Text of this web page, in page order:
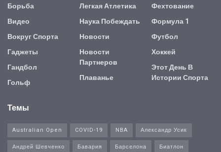
Борьба
Видео
Вокруг Спорта
Гаджеты
Гандбол
Гольф
Легкая Атлетика
Наука Побеждать
Новости
Новости
Партнеров
Плаванье
Фехтование
Формула 1
Футбол
Хоккей
Этот День В
Истории Спорта
Темы
Australian Open COVID-19 NBA
Александр Усик
Андрей Шевченко
Бавария Барселона
Биатлон